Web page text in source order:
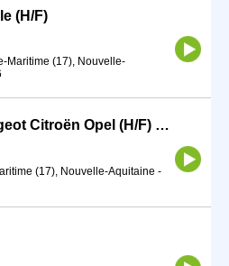
(H/F)
Maritime (17), Nouvelle-
Technicien APV Peugeot Citroën Opel (H/F) Marans (H/F)
(17), Nouvelle-Aquitaine -